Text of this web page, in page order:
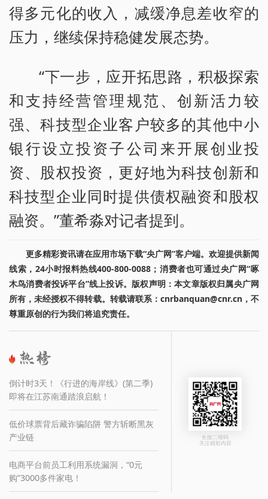
得多元化的收入，减缓净息差收窄的
压力，继续保持稳健发展态势。
“下一步，应开拓思路，积极探索
和支持经营管理规范、创新活力较
强、科技型企业客户较多的其他中小
银行设立投资子公司来开展创业投
资、股权投资，更好地为科技创新和
科技型企业同时提供债权融资和股权
融资。”董希淼对记者提到。
更多精彩资讯请在应用市场下载“央广网”客户端。欢迎提供新闻
线索，24小时报料热线400-800-0088；消费者也可通过央广网“啄
木鸟消费者投诉平台”线上投诉。版权声明：本文章版权归属央广网
所有，未经授权不得转载。转载请联系：cnrbanquan@cnr.cn，不
尊重原创的行为我们将追究责任。
倒计时3天！《行进的海岸线》(第二季)
即将在江苏南通踏浪启航！
低价球票背后藏诈骗陷阱 警方斩断黑灰
产业链
电商平台前员工利用系统漏洞，“0元
购”3000多件家电！
长按二维码
关注精彩内容